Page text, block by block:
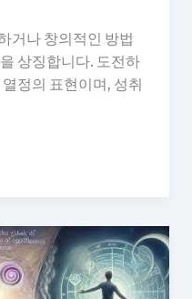
거나 창의적인 방법
상징합니다. 도전하
정의 표현이며, 성취